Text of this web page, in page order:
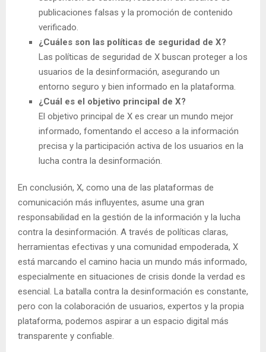
publicaciones falsas y la promoción de contenido
verificado.
¿Cuáles son las políticas de seguridad de X?
Las políticas de seguridad de X buscan proteger a los
usuarios de la desinformación, asegurando un
entorno seguro y bien informado en la plataforma.
¿Cuál es el objetivo principal de X?
El objetivo principal de X es crear un mundo mejor
informado, fomentando el acceso a la información
precisa y la participación activa de los usuarios en la
lucha contra la desinformación.
En conclusión, X, como una de las plataformas de
comunicación más influyentes, asume una gran
responsabilidad en la gestión de la información y la lucha
contra la desinformación. A través de políticas claras,
herramientas efectivas y una comunidad empoderada, X
está marcando el camino hacia un mundo más informado,
especialmente en situaciones de crisis donde la verdad es
esencial. La batalla contra la desinformación es constante,
pero con la colaboración de usuarios, expertos y la propia
plataforma, podemos aspirar a un espacio digital más
transparente y confiable.